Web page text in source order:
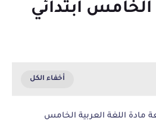
الخامس ابتدائي
مادة اللغة العربية الخامس